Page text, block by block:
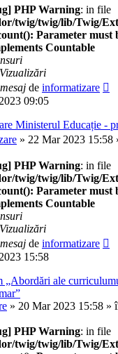
PHP Warning: in file
twig/twig/lib/Twig/
Parameter must
Countable
Vizualizări
de informatizare
09:05
Ministerul Educație -
» 22 Mar 2023 15:58
PHP Warning: in file
twig/twig/lib/Twig/
Parameter must
Countable
Vizualizări
de informatizare
15:58
„Abordări ale
» 20 Mar 2023 15:58 »
PHP Warning: in file
twig/twig/lib/Twig/